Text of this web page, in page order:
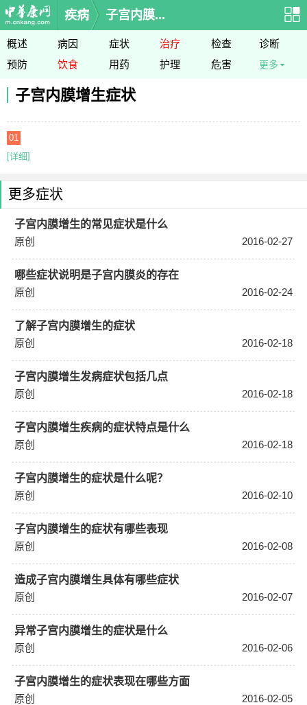
疾病 子宫内膜...
概述 病因 症状 治疗 检查
诊断
预防
饮食 用药 护理 危害 更多
子宫内膜增生症状
01
[详细]
更多症状
子宫内膜增生的常见症状是什么
原创
2016-02-27
哪些症状说明是子宫内膜炎的存在
原创
2016-02-24
了解子宫内膜增生的症状
原创
2016-02-18
子宫内膜增生发病症状包括几点
原创
2016-02-18
子宫内膜增生疾病的症状特点是什么
原创
2016-02-18
子宫内膜增生的症状是什么呢？
原创
2016-02-10
子宫内膜增生的症状有哪些表现
原创
2016-02-08
造成子宫内膜增生具体有哪些症状
原创
2016-02-07
异常子宫内膜增生的症状是什么
原创
2016-02-06
子宫内膜增生的症状表现在哪些方面
原创
2016-02-05